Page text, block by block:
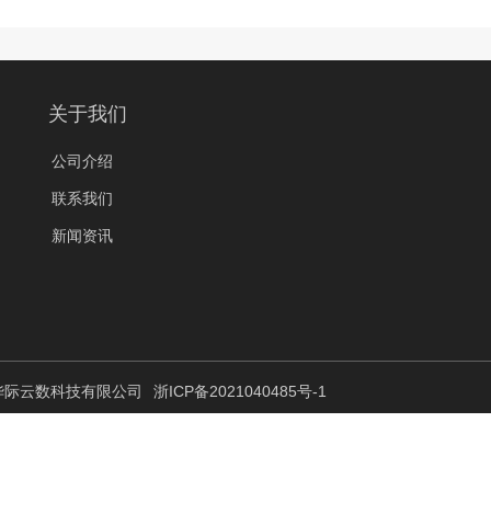
关于我们
公司介绍
联系我们
新闻资讯
云数科技有限公司 浙ICP备2021040485号-1